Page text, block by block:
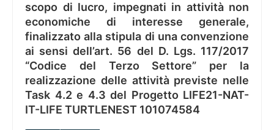
scopo di lucro, impegnati in attività non
economiche di interesse generale,
finalizzato alla stipula di una convenzione
ai sensi dell’art. 56 del D. Lgs. 117/2017
“Codice del Terzo Settore” per la
realizzazione delle attività previste nelle
Task 4.2 e 4.3 del Progetto LIFE21-NAT-
IT-LIFE TURTLENEST 101074584